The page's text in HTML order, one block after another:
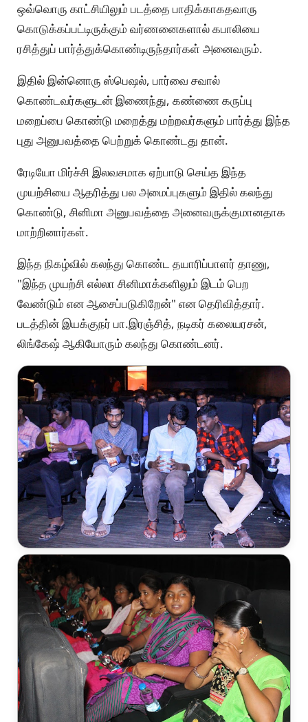
ஒவ்வொரு காட்சியிலும் படத்தை பாதிக்காகதவாரு
கொடுக்கப்பட்டிருக்கும் வர்ணனைகளால் கபாலியை
ரசித்துப் பார்த்துக்கொண்டிருந்தார்கள் அனைவரும்.
இதில் இன்னொரு ஸ்பெஷல், பார்வை சவால்
கொண்டவர்களுடன் இணைந்து, கண்ணை கருப்பு
மறைப்பை கொண்டு மறைத்து மற்றவர்களும் பார்த்து இந்த
புது அனுபவத்தை பெற்றுக் கொண்டது தான்.
ரேடியோ மிர்ச்சி இலவசமாக ஏற்பாடு செய்த இந்த
முயற்சியை ஆதரித்து பல அமைப்புகளும் இதில் கலந்து
கொண்டு, சினிமா அனுபவத்தை அனைவருக்குமானதாக
மாற்றினார்கள்.
இந்த நிகழ்வில் கலந்து கொண்ட தயாரிப்பாளர் தாணு,
"இந்த முயற்சி எல்லா சினிமாக்களிலும் இடம் பெற
வேண்டும் என ஆசைப்படுகிறேன்" என தெரிவித்தார்.
படத்தின் இயக்குநர் பா.இரஞ்சித், நடிகர் கலையரசன்,
லிங்கேஷ் ஆகியோரும் கலந்து கொண்டனர்.